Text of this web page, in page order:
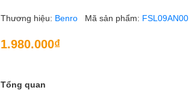
Thương hiệu: Benro Mã sản phẩm: FSL09AN00
1.980.000₫
Tổng quan